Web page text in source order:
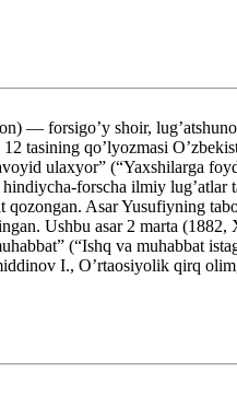
forsigo’y shoir,
tasining qo’lyozmasi
ulaxyor” (“Yaxshilarga
forscha ilmiy
Asar Yusufiyning
Ushbu asar 2 marta
(“Ishq va muhabbat
I., O’rtaosiyolik qirq